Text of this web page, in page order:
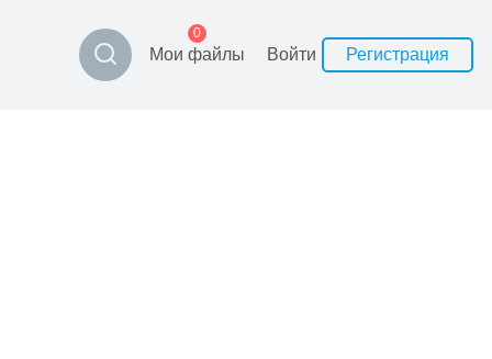
Мои файлы
0
Войти Регистрация